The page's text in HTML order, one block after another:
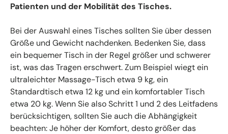
Patienten und der Mobilität des Tisches.
Bei der Auswahl eines Tisches sollten Sie über dessen
Größe und Gewicht nachdenken. Bedenken Sie, dass
ein bequemer Tisch in der Regel größer und schwerer
ist, was das Tragen erschwert. Zum Beispiel wiegt ein
ultraleichter Massage-Tisch etwa 9 kg, ein
Standardtisch etwa 12 kg und ein komfortabler Tisch
etwa 20 kg. Wenn Sie also Schritt 1 und 2 des Leitfadens
berücksichtigen, sollten Sie auch die Abhängigkeit
beachten: Je höher der Komfort, desto größer das